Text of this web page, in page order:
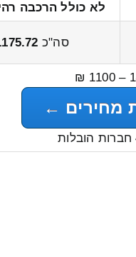
לא כולל הרכבה
סה"כ
מחירים ←